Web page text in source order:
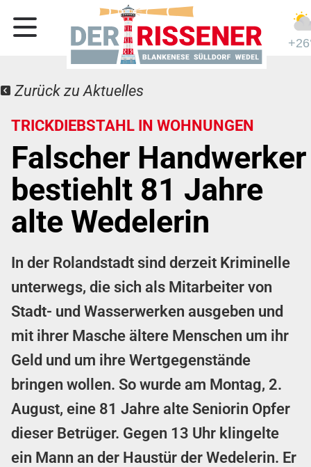
Zurück zu Aktuelles
TRICKDIEBSTAHL IN WOHNUNGEN
Falscher Handwerker
bestiehlt 81 Jahre
alte Wedelerin
In der Rolandstadt sind derzeit Kriminelle
unterwegs, die sich als Mitarbeiter von
Stadt- und Wasserwerken ausgeben und
mit ihrer Masche ältere Menschen um ihr
Geld und um ihre Wertgegenstände
bringen wollen. So wurde am Montag, 2.
August, eine 81 Jahre alte Seniorin Opfer
dieser Betrüger. Gegen 13 Uhr klingelte
ein Mann an der Haustür der Wedelerin. Er